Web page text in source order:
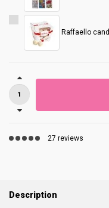
Raffaello
27 reviews
Description